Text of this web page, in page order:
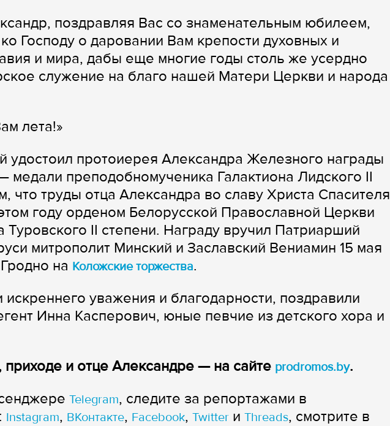
поздравляя Вас со знаменательным юбилеем,
Господу о даровании Вам крепости духовных и
и мира, дабы еще многие годы столь же усердно
служение на благо нашей Матери Церкви и народа
лета!»
удостоил протоиерея Александра Железного награды
медали преподобномученика Галактиона Лидского II
что труды отца Александра во славу Христа Спасителя
году орденом Белорусской Православной Церкви
Туровского II степени. Награду вручил Патриарший
митрополит Минский и Заславский Вениамин 15 мая
на Коложские торжества.
уважения и благодарности, поздравили
Инна Касперович, юные певчие из детского хора и
и отце Александре — на сайте prodromos.by.
Telegram, следите за репортажами в
Instagram, ВКонтакте, Facebook, Twitter и Threads, смотрите в